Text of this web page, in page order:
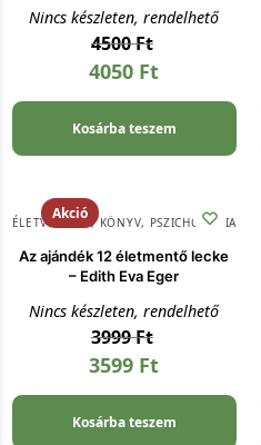
Nincs készleten, rendelhető
4500Ft
4050 Ft
Kosárba teszem
Akció
ÉLETVEZETÉS,KÖNYV, PSZICHOLÓGIA
Az ajándék 12 életmentő lecke
– Edith Eva Eger
Nincs készleten, rendelhető
3999Ft
3599 Ft
Kosárba teszem